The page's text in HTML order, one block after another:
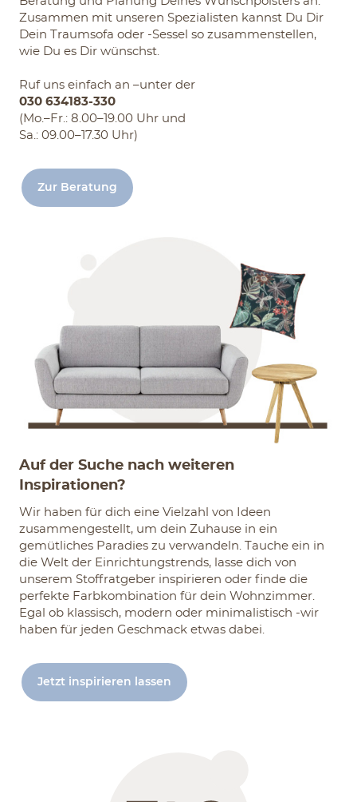
Zusammen mit unseren Spezialisten kannst Du Dir
Dein Traumsofa oder -Sessel so zusammenstellen,
wie Du es Dir wünschst.
Ruf uns einfach an –unter der
030 634183-330
(Mo.–Fr.: 8.00–19.00 Uhr und
Sa.: 09.00–17.30 Uhr)
Zur Beratung
Auf der Suche nach weiteren
Inspirationen?
Wir haben für dich eine Vielzahl von Ideen
zusammengestellt, um dein Zuhause in ein
gemütliches Paradies zu verwandeln. Tauche ein in
die Welt der Einrichtungstrends, lasse dich von
unserem Stoffratgeber inspirieren oder finde die
perfekte Farbkombination für dein Wohnzimmer.
Egal ob klassisch, modern oder minimalistisch -wir
haben für jeden Geschmack etwas dabei.
Jetzt inspirieren lassen